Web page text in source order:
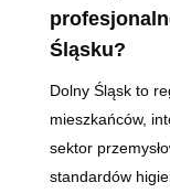
Śląsku?
Dolny Śląsk to
mieszkańców,
sektor
standardów